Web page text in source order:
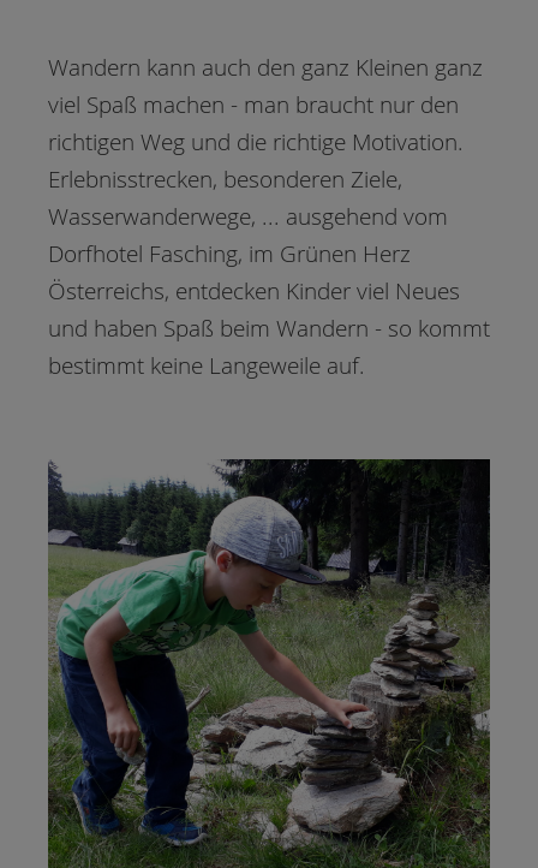
Wandern kann auch den ganz Kleinen ganz
viel Spaß machen - man braucht nur den
richtigen Weg und die richtige Motivation.
Erlebnisstrecken, besonderen Ziele,
Wasserwanderwege, ... ausgehend vom
Dorfhotel Fasching, im Grünen Herz
Österreichs, entdecken Kinder viel Neues
und haben Spaß beim Wandern - so kommt
bestimmt keine Langeweile auf.